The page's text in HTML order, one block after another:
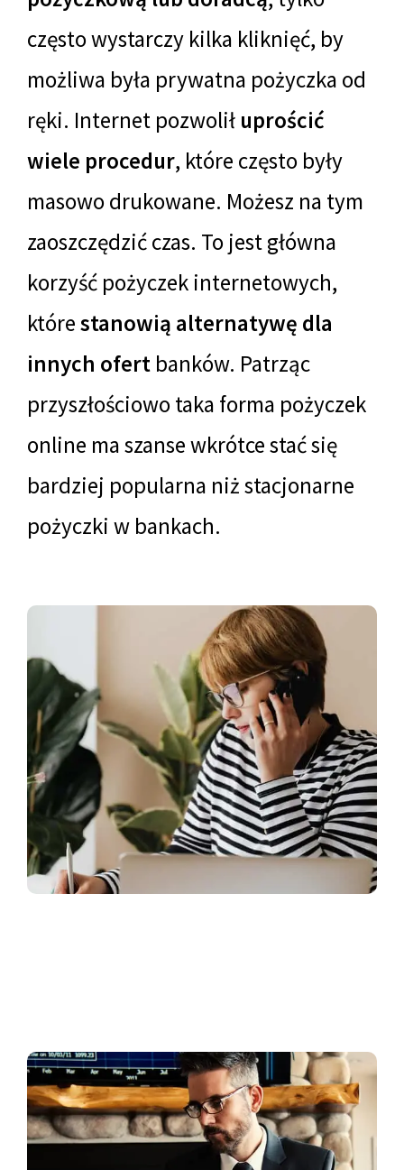
często wystarczy kilka kliknięć, by
możliwa była prywatna pożyczka od
ręki. Internet pozwolił uprościć
wiele procedur, które często były
masowo drukowane. Możesz na tym
zaoszczędzić czas. To jest główna
korzyść pożyczek internetowych,
którestanowią alternatywę dla
innych ofert banków. Patrząc
przyszłościowo taka forma pożyczek
online ma szanse wkrótce stać się
bardziej popularna niż stacjonarne
pożyczki w bankach.